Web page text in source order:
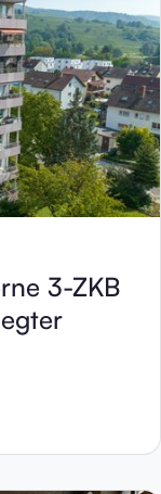
3-ZKB